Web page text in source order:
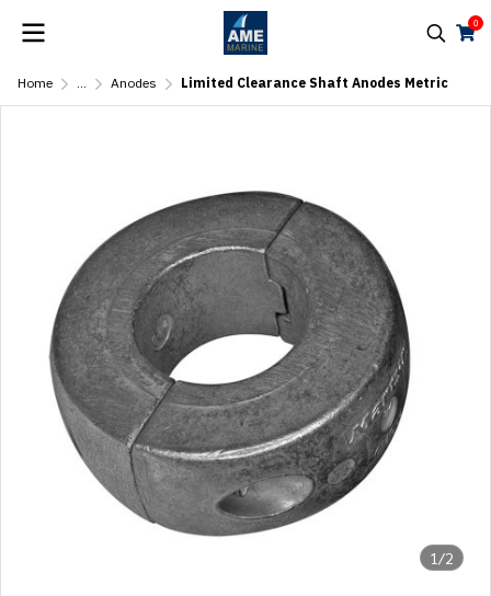
0
Home ... Anodes Limited Clearance Shaft Anodes Metric
1/2